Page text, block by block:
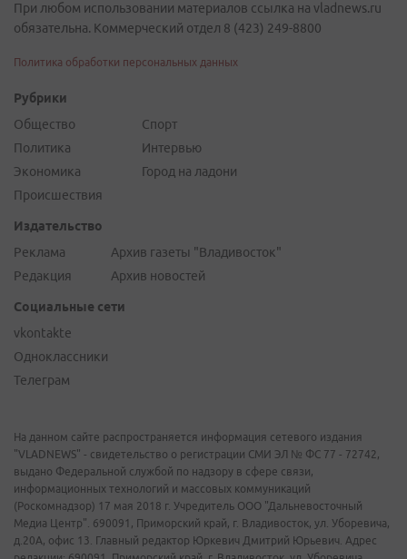
При любом использовании материалов ссылка на vladnews.ru
обязательна. Коммерческий отдел 8 (423) 249-8800
Политика обработки персональных данных
Рубрики
Общество
Политика
Экономика
Происшествия
Спорт
Интервью
Город на ладони
Издательство
Реклама
Редакция
Архив газеты "Владивосток"
Архив новостей
Социальные сети
vkontakte
Одноклассники
Телеграм
На данном сайте распространяется информация сетевого издания
"VLADNEWS" - свидетельство о регистрации СМИ ЭЛ № ФС 77 - 72742,
выдано Федеральной службой по надзору в сфере связи,
информационных технологий и массовых коммуникаций
(Роскомнадзор) 17 мая 2018 г. Учредитель ООО "Дальневосточный
Медиа Центр". 690091, Приморский край, г. Владивосток, ул. Уборевича,
д.20А, офис 13. Главный редактор Юркевич Дмитрий Юрьевич. Адрес